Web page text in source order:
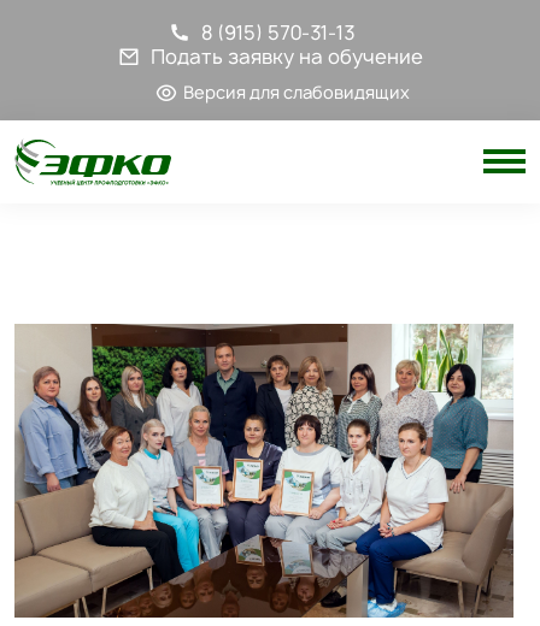
8 (915) 570-31-13
Подать заявку на обучение
Версия для слабовидящих